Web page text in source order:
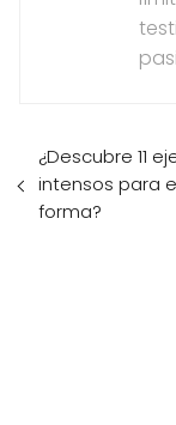
¿Descubre 11
intensos para
forma?